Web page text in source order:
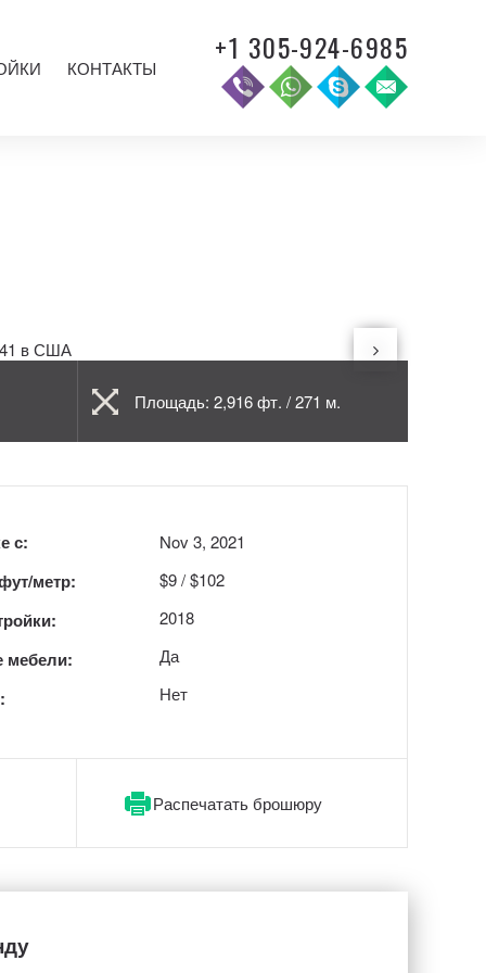
КОНТАКТЫ
+1 305-924-6985
Площадь: 2,916 фт. / 271 м.
с:
метр:
мебели:
Nov 3, 2021
$9 / $102
2018
Да
Нет
Распечатать брошюру